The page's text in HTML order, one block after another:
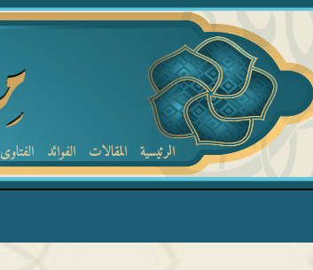
الرئيسية المقالات الفوائد الفتاوى